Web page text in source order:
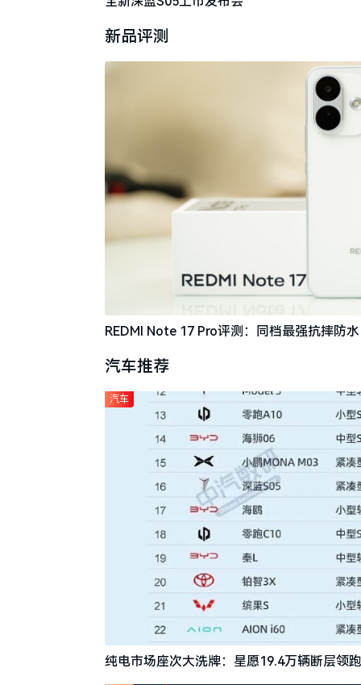
新品评测
REDMI Note 17 Pro评测：同档最强抗摔防
汽车推荐
纯电市场座次大洗牌：星愿19.4万辆断层领
汽车